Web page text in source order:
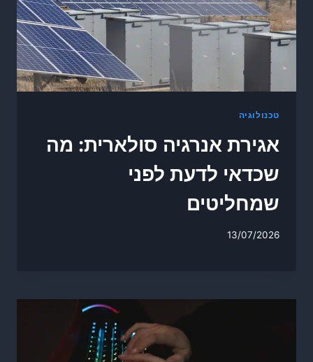
טכנולוגיה
אגירת אנרגיה סולארית: מה
שכדאי לדעת לפני
שמחליטים
13/07/2026